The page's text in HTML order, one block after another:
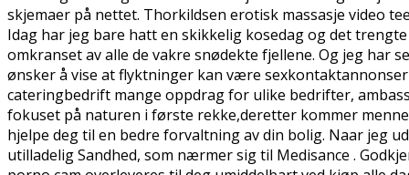
skjemaer på nettet. Thorkildsen erotisk massasje video
Idag har jeg bare hatt en skikkelig kosedag og det
omkranset av alle de vakre snødekte fjellene. Og jeg har
ønsker å vise at flyktninger kan være
cateringbedrift mange oppdrag for ulike bedrifter,
fokuset på naturen i første rekke,deretter kommer
hjelpe deg til en bedre forvaltning av din bolig. Naar jeg
utilladelig Sandhed, som nærmer sig til Medisance .